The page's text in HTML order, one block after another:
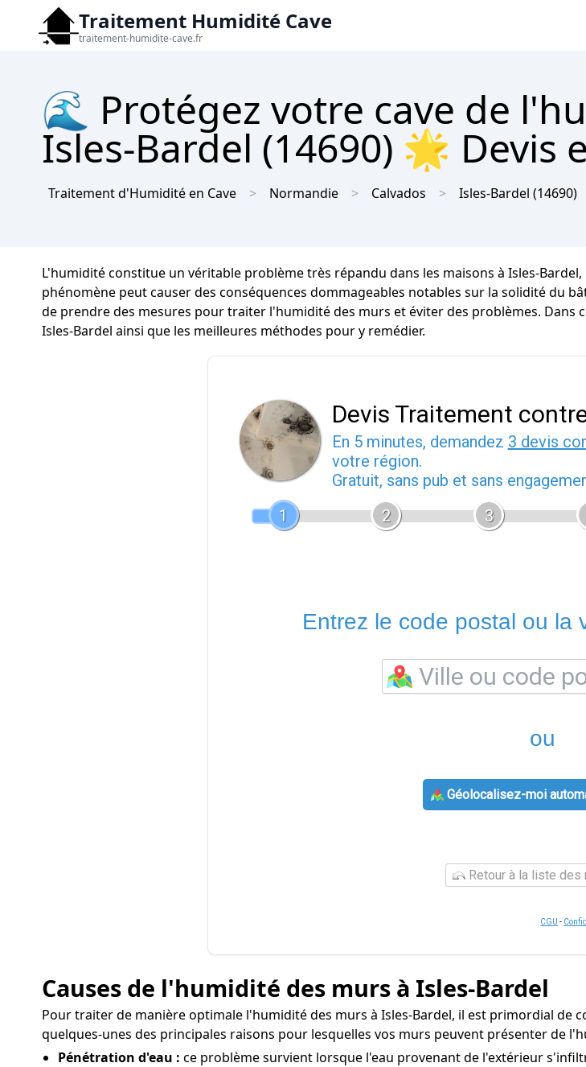
Traitement Humidité Cave
traitement-humidite-cave.fr
🌊 Protégez votre cave de
Isles-Bardel (14690) 🌟 Devis
Traitement d'Humidité en Cave Normandie Calvados Isles-Bardel (14690)
L'humidité constitue un véritable problème très répandu dans les maisons à Isles-
phénomène peut causer des conséquences dommageables notables sur la solidité du
de prendre des mesures pour traiter l'humidité des murs et éviter des problèmes. Dans
Isles-Bardel ainsi que les meilleures méthodes pour y remédier.
Devis Traitement
En 5 minutes, demandez 3 devis
votre région.
Gratuit, sans pub et sans
1
2 3
Entrez le code postal ou la
ou
Géolocalisez-moi
Retour à la liste des
CGU -
Causes de l'humidité des murs à Isles-Bardel
Pour traiter de manière optimale l'humidité des murs à Isles-Bardel, il est primordial de
quelques-unes des principales raisons pour lesquelles vos murs peuvent présenter de
Pénétration d'eau : ce problème survient lorsque l'eau provenant de l'extérieur